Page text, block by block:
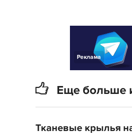
Еще больше
Тканевые крылья
Реклама